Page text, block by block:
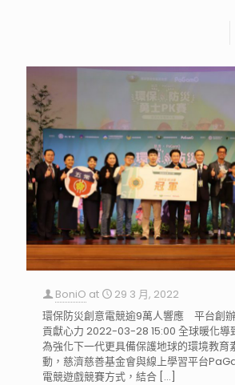
BoniO at
29 3 月, 2022
環保防災創意電競逾9萬人響應 平台創
貢獻心力 2022-03-28 15:00 全球暖化導
為強化下一代更具備保護地球的環境教育
動，慈濟慈善基金會與線上學習平台
電競遊戲競賽方式，結合 […]